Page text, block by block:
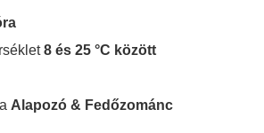
8 és 25 °C között
Alapozó & Fedőzománc